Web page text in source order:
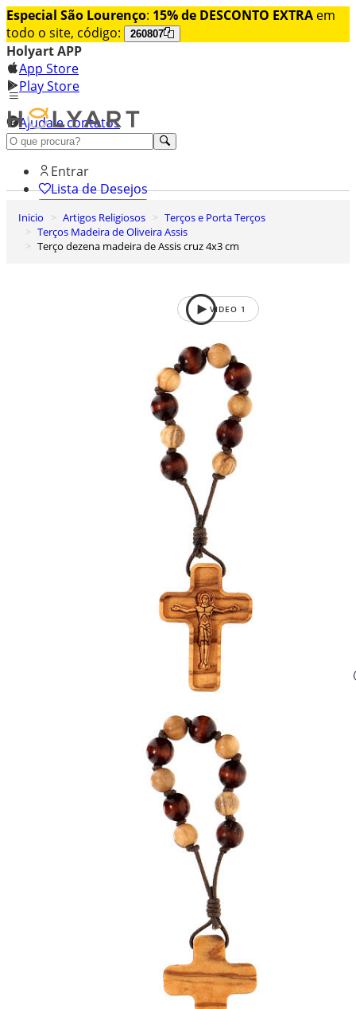
Especial São Lourenço: 15% de DESCONTO EXTRA em
todo o site, código:
260807
Holyart APP
App Store
Play Store
Ajuda e contatos
Conheça premium
Entrar
Lista de Desejos
0
Carrinho de Compras
Inicio Artigos Religiosos
Terços e Porta Terços
Terços Madeira de Oliveira Assis
Terço dezena madeira de Assis cruz 4x3 cm
VIDEO 1